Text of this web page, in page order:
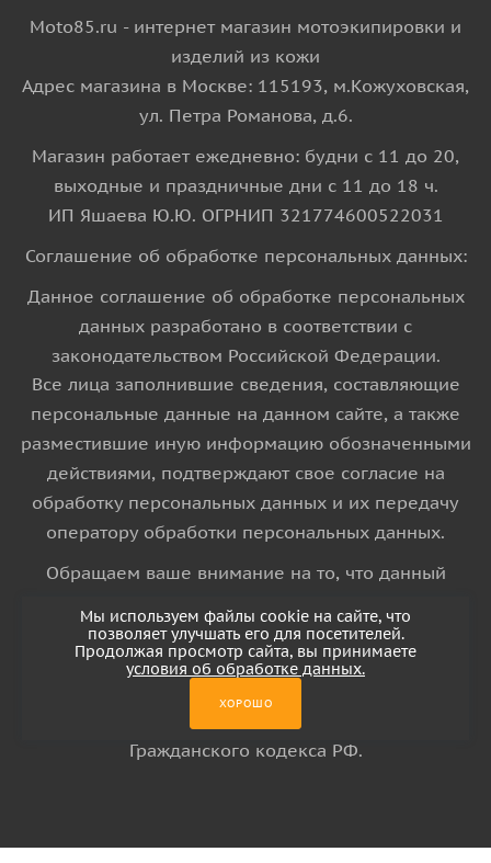
Moto85.ru - интернет магазин мотоэкипировки и
изделий из кожи
Адрес магазина в Москве: 115193, м.Кожуховская,
ул. Петра Романова, д.6.
Магазин работает ежедневно: будни с 11 до 20,
выходные и праздничные дни с 11 до 18 ч.
ИП Яшаева Ю.Ю. ОГРНИП 321774600522031
Соглашение об обработке персональных данных:
Данное соглашение об обработке персональных
данных разработано в соответствии с
законодательством Российской Федерации.
Все лица заполнившие сведения, составляющие
персональные данные на данном сайте, а также
разместившие иную информацию обозначенными
действиями, подтверждают свое согласие на
обработку персональных данных и их передачу
оператору обработки персональных данных.
Обращаем ваше внимание на то, что данный
информационный характер и ни при каких
условиях информационные материалы и цены,
Гражданского кодекса РФ.
Мы используем файлы cookie на сайте, что
позволяет улучшать его для посетителей.
Продолжая просмотр сайта, вы принимаете
условия об обработке данных.
ХОРОШО